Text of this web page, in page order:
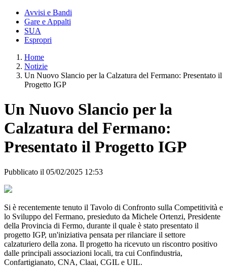
Avvisi e Bandi
Gare e Appalti
SUA
Espropri
Home
Notizie
Un Nuovo Slancio per la Calzatura del Fermano: Presentato il
Progetto IGP
Un Nuovo Slancio per la
Calzatura del Fermano:
Presentato il Progetto IGP
Pubblicato il 05/02/2025 12:53
Si è recentemente tenuto il Tavolo di Confronto sulla Competitività e
lo Sviluppo del Fermano, presieduto da Michele Ortenzi, Presidente
della Provincia di Fermo, durante il quale è stato presentato il
progetto IGP, un'iniziativa pensata per rilanciare il settore
calzaturiero della zona. Il progetto ha ricevuto un riscontro positivo
dalle principali associazioni locali, tra cui Confindustria,
Confartigianato, CNA, Claai, CGIL e UIL.